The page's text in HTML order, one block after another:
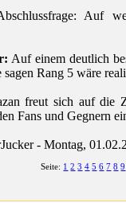
Auf
Auf einem deutlich
Rang 5 wäre
freut sich auf die
Fans und Gegnern
- Montag,
Seite: 1 2 3 4 5 6 7 8 9